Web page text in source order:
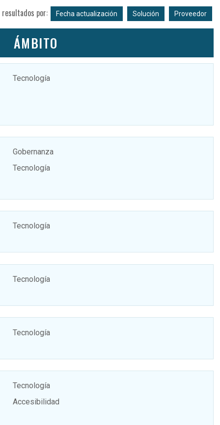
resultados por: Fecha actualización Solución Proveedor
ÁMBITO
Tecnología
Gobernanza
Tecnología
Tecnología
Tecnología
Tecnología
Tecnología
Accesibilidad